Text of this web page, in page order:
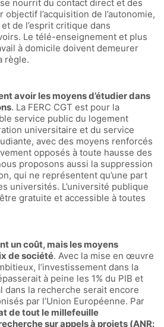
nourrit du contact direct et des
objectif l’acquisition de l’autonomie,
de l’esprit critique dans
Le télé-enseignement et plus
à domicile doivent demeurer
règle.
avoir les moyens d’étudier dans
. La FERC CGT est pour la
service public du logement
universitaire et du service
avec des moyens renforcés
opposés à toute hausse des
proposons aussi la suppression
qui ne représentent qu’une part
universités. L’université publique
gratuite et accessible à toutes
un coût, mais les moyens
de société. Avec la mise en œuvre
l’investissement dans la
à peine les 1% du PIB et
dans la recherche serait encore
par l’Union Européenne. Par
de tout le millefeuille
sur appels à projets (ANR: